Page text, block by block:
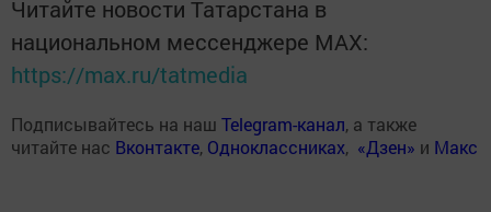
Читайте новости Татарстана в
национальном мессенджере MАХ:
https://max.ru/tatmedia
Подписывайтесь на наш Telegram-канал, а также
читайте нас Вконтакте, Одноклассниках, «Дзен» и Макс